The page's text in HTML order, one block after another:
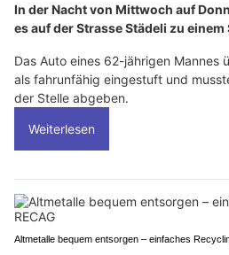
In der Nacht von Mittwoch auf
es auf der Strasse Städeli zu
Das Auto eines 62-jährigen Mannes
als fahrunfähig eingestuft und
der Stelle abgeben.
Weiterlesen
Altmetalle bequem entsorgen – einfaches